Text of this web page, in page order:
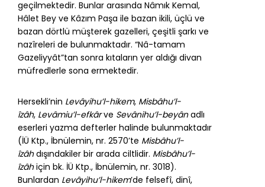
geçilmektedir. Bunlar arasında Nâmık Kemal,
Hâlet Bey ve Kâzım Paşa ile bazan ikili, üçlü ve
bazan dörtlü müşterek gazelleri, çeşitli şarkı ve
nazîreleri de bulunmaktadır. “Nâ-tamam
Gazeliyyât”tan sonra kıtaların yer aldığı divan
müfredlerle sona ermektedir.
Hersekli’nin Levâyihu’l-hikem, Misbâhu’l-
îzâh, Levâmiu’l-efkârve Sevânihu’l-beyânadlı
eserleri yazma defterler halinde bulunmaktadır
(İÜ Ktp., İbnülemin, nr. 2570’te Misbâhu’l-
îzâhdışındakiler bir arada ciltlidir. Misbâhu’l-
îzâhiçin bk. İÜ Ktp., İbnülemin, nr. 3018).
Bunlardan Levâyihu’l-hikem’de felsefî, dinî,